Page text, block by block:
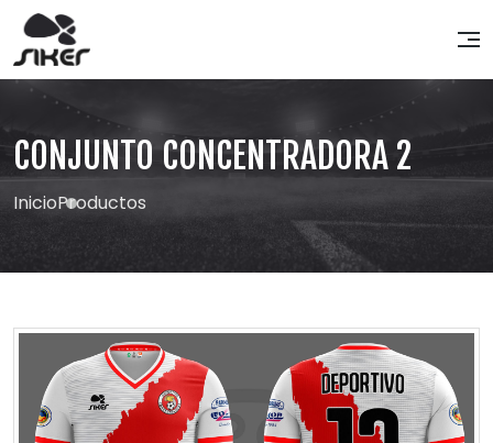
CONJUNTO CONCENTRADORA 2
InicioProductos